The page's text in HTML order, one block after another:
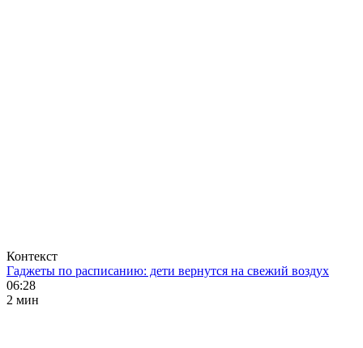
Контекст
Гаджеты по расписанию: дети вернутся на свежий воздух
06:28
2 мин